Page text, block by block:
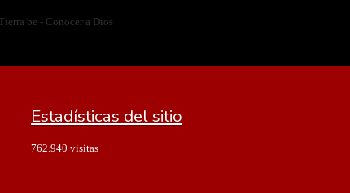
Estadísticas del sitio
762.940 visitas